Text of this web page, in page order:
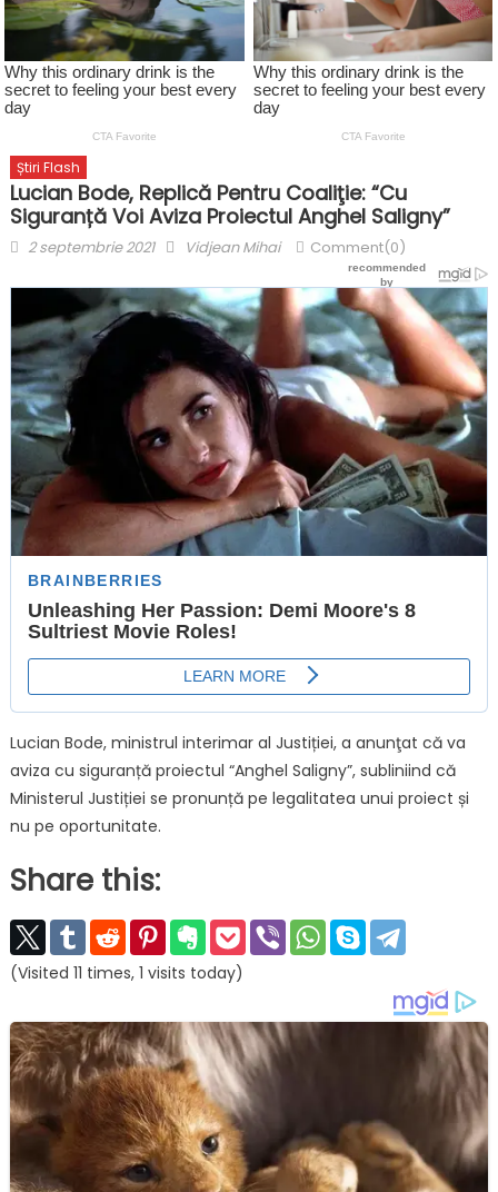
Știri Flash
Lucian Bode, Replică Pentru Coaliţie: “Cu
Siguranță Voi Aviza Proiectul Anghel Saligny”
Posted
2 septembrie 2021 Author
Vidjean Mihai Comment(0)
Lucian Bode, ministrul interimar al Justiției, a anunţat că va
aviza cu siguranță proiectul “Anghel Saligny”, subliniind că
Ministerul Justiției se pronunță pe legalitatea unui proiect și
nu pe oportunitate.
Share this:
(Visited 11 times, 1 visits today)